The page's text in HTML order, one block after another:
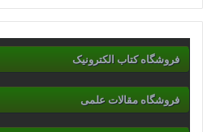
فروشگاه کتاب الکترونیک
فروشگاه مقالات علمی